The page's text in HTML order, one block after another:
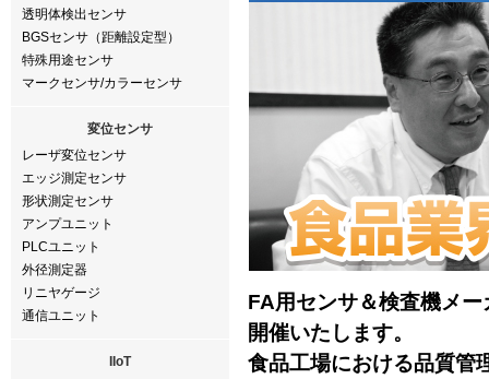
透明体検出センサ
BGSセンサ（距離設定型）
特殊用途センサ
マークセンサ/カラーセンサ
変位センサ
レーザ変位センサ
エッジ測定センサ
形状測定センサ
アンプユニット
PLCユニット
外径測定器
リニヤゲージ
通信ユニット
IIoT
FA用センサ＆検査機メ
開催いたします。
食品工場における品質管